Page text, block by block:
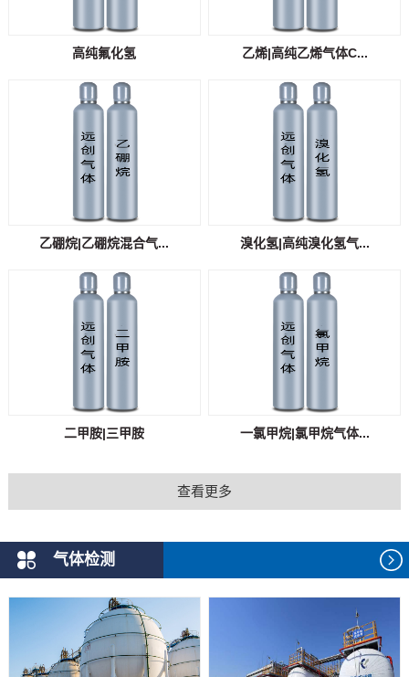
高纯氟化氢 乙烯|高纯乙烯气体C...
乙硼烷|乙硼烷混合气... 溴化氢|高纯溴化氢气...
二甲胺|三甲胺 一氯甲烷|氯甲烷气体...
查看更多
气体检测